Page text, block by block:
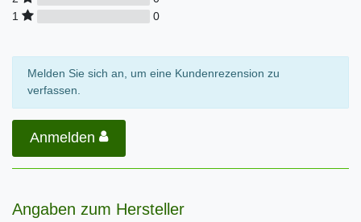
1
0
Melden Sie sich an, um eine Kundenrezension zu
verfassen.
Anmelden
Angaben zum Hersteller